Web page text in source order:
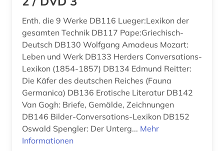
ansichtskarte (1)
ansichtspostkarte (4)
antarktika (1)
antarktis (2)
anthologie (7)
anthropologie (11)
Enth. die 9 Werke DB116 Lueger:Lexikon der
gesamten Technik DB117 Pape:Griechisch-
Deutsch DB130 Wolfgang Amadeus Mozart:
Leben und Werk DB133 Herders Conversations-
Lexikon (1854-1857) DB134 Edmund Reitter:
Die Käfer des deutschen Reiches (Fauna
Germanica) DB136 Erotische Literatur DB142
Van Gogh: Briefe, Gemälde, Zeichnungen
DB146 Bilder-Conversations-Lexikon DB152
Oswald Spengler: Der Unterg... Mehr
Informationen